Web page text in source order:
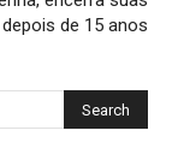
de 15 anos